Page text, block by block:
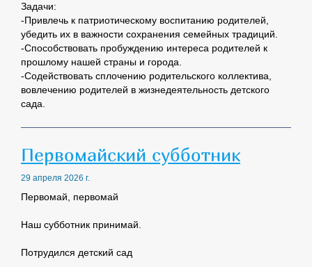
Задачи:
-Привлечь к патриотическому воспитанию родителей,
убедить их в важности сохранения семейных традиций.
-Способствовать пробуждению интереса родителей к
прошлому нашей страны и города.
-Содействовать сплочению родительского коллектива,
вовлечению родителей в жизнедеятельность детского
сада.
Первомайский субботник
29 апреля 2026 г.
Первомай, первомай
Наш субботник принимай.
Потрудился детский сад